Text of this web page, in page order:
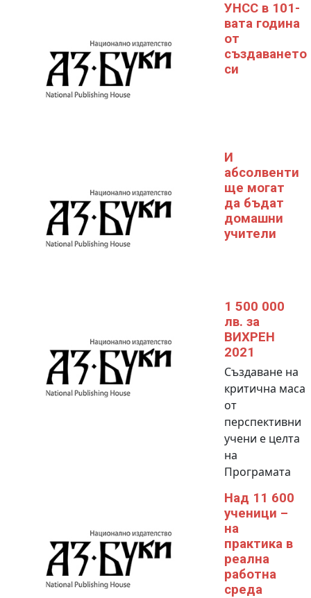
УНСС в 101-
вата година
от
създаването
си
И
абсолвенти
ще могат
да бъдат
домашни
учители
1 500 000
лв. за
ВИХРЕН
2021
Създаване на
критична маса
от
перспективни
учени е целта
на
Програмата
Над 11 600
ученици –
на
практика в
реална
работна
среда